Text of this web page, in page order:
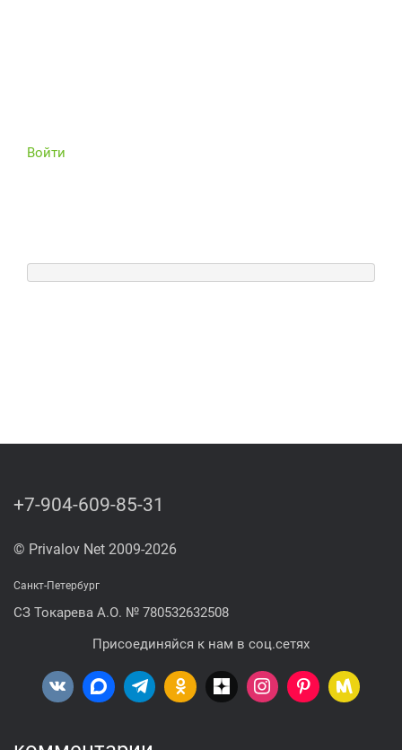
Войти
+7-904-609-85-31
© Privalov Net 2009-2026
Санкт-Петербург
СЗ Токарева А.О. № 780532632508
Присоединяйся к нам в соц.сетях